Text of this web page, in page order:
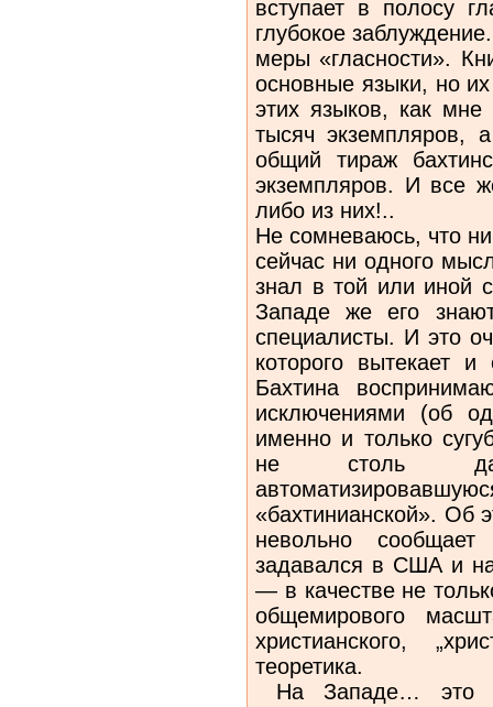
вступает в полосу
глубокое
меры «гласности».
основные языки, но
этих языков, как
тысяч экземпляров,
общий тираж
экземпляров. И все
либо из них!..
Не сомневаюсь, что
сейчас ни одного
знал в той или иной
Западе же его
специалисты. И это
которого вытекает
Бахтина
исключениями (об
именно и только
не столь
«бахтинианской». Об
невольно
задавался в США и
— в качестве не
общемирового
христианского,
теоретика.
На Западе… это